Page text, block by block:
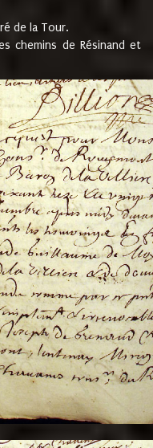
de la Tour.
chemins de Résinand et